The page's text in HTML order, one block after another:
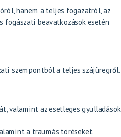
hanem a teljes fogazatról, az
beavatkozások esetén
szempontból a teljes szájüregről.
valamint az esetleges
a traumás töréseket.